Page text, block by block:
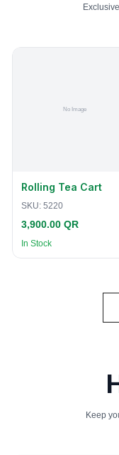
Rolling Tea Cart
SKU: 5220
3,900.00 QR
In Stock
Keep